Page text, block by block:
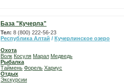
База "Кучерла"
Тел: 8 (800) 222-56-23
Республика Алтай / Кучерлинское озеро
Охота
Волк Косуля Марал Медведь
Рыбалка
Таймень Форель Хариус
Отдых
Экскурсии